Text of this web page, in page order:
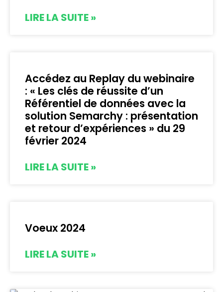
LIRE LA SUITE »
Accédez au Replay du webinaire
: « Les clés de réussite d’un
Référentiel de données avec la
solution Semarchy : présentation
et retour d’expériences » du 29
février 2024
LIRE LA SUITE »
Voeux 2024
LIRE LA SUITE »